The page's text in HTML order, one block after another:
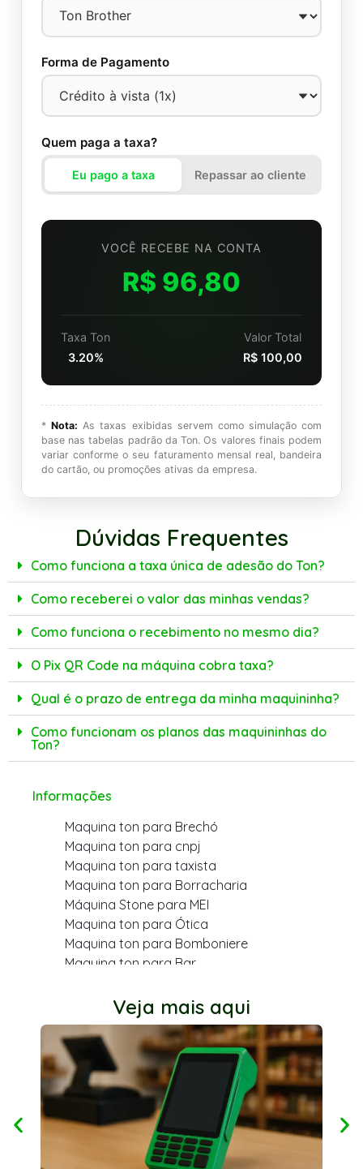
Forma de Pagamento
Quem paga a taxa?
Eu pago a taxa Repassar ao cliente
VOCÊ RECEBE NA CONTA
R$ 96,80
Taxa Ton
3.20%
Valor Total
R$ 100,00
*Nota: As taxas exibidas servem como simulação com
base nas tabelas padrão da Ton. Os valores finais podem
variar conforme o seu faturamento mensal real, bandeira
do cartão, ou promoções ativas da empresa.
Dúvidas Frequentes
Como funciona a taxa única de adesão do Ton?
Como receberei o valor das minhas vendas?
Como funciona o recebimento no mesmo dia?
O Pix QR Code na máquina cobra taxa?
Qual é o prazo de entrega da minha maquininha?
Como funcionam os planos das maquininhas do
Ton?
Informações
Maquina ton para Brechó
Maquina ton para cnpj
Maquina ton para taxista
Maquina ton para Borracharia
Máquina Stone para MEI
Maquina ton para Ótica
Maquina ton para Bomboniere
Maquina ton para Bar
Maquina ton para Cabeleireiro
Maquina ton para Farmácia
Maquina ton para Dentista
Maquina ton para Açougue
Maquina ton para Mercearia
Maquina ton para Quiosque
Ton stone para dentista
Maquina ton para MEI
Maquina ton para Bazar
Veja mais aqui